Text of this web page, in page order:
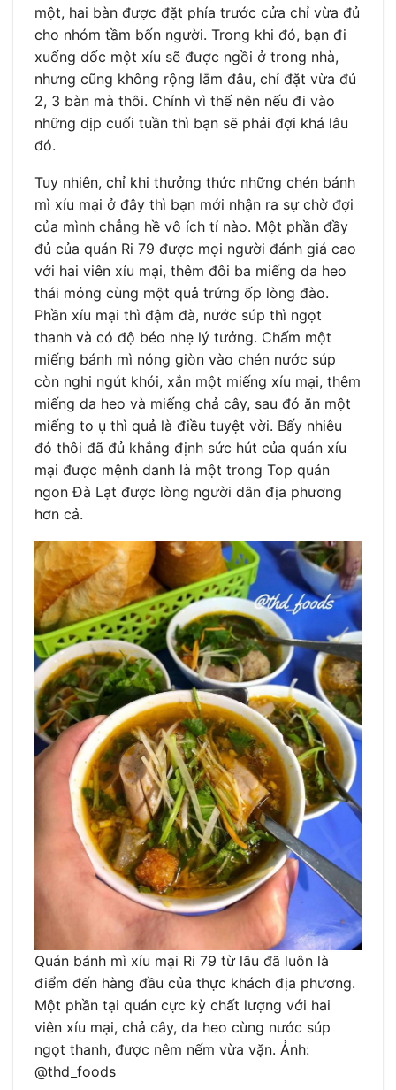
một, hai bàn được đặt phía trước cửa chỉ vừa đủ
cho nhóm tầm bốn người. Trong khi đó, bạn đi
xuống dốc một xíu sẽ được ngồi ở trong nhà,
nhưng cũng không rộng lắm đâu, chỉ đặt vừa đủ
2, 3 bàn mà thôi. Chính vì thế nên nếu đi vào
những dịp cuối tuần thì bạn sẽ phải đợi khá lâu
đó.
Tuy nhiên, chỉ khi thưởng thức những chén bánh
mì xíu mại ở đây thì bạn mới nhận ra sự chờ đợi
của mình chẳng hề vô ích tí nào. Một phần đầy
đủ của quán Ri 79 được mọi người đánh giá cao
với hai viên xíu mại, thêm đôi ba miếng da heo
thái mỏng cùng một quả trứng ốp lòng đào.
Phần xíu mại thì đậm đà, nước súp thì ngọt
thanh và có độ béo nhẹ lý tưởng. Chấm một
miếng bánh mì nóng giòn vào chén nước súp
còn nghi ngút khói, xắn một miếng xíu mại, thêm
miếng da heo và miếng chả cây, sau đó ăn một
miếng to ụ thì quả là điều tuyệt vời. Bấy nhiêu
đó thôi đã đủ khẳng định sức hút của quán xíu
mại được mệnh danh là một trong Top quán
ngon Đà Lạt được lòng người dân địa phương
hơn cả.
Quán bánh mì xíu mại Ri 79 từ lâu đã luôn là
điểm đến hàng đầu của thực khách địa phương.
Một phần tại quán cực kỳ chất lượng với hai
viên xíu mại, chả cây, da heo cùng nước súp
ngọt thanh, được nêm nếm vừa vặn. Ảnh:
@thd_foods